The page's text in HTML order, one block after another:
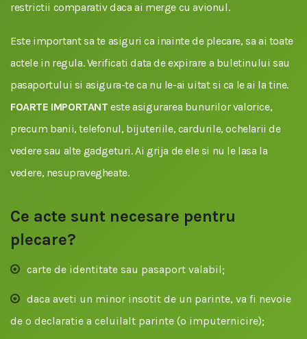
restrictii comparativ daca ai merge cu avionul.
Este important sa te asiguri ca inainte de plecare, sa ai toate
actele in regula. Verificati data de expirare a buletinului sau
pasaportului si asigura-te ca nu le-ai uitat si ca le ai la tine.
FOARTE IMPORTANT este asigurarea bunurilor valorice,
precum banii, telefonul, bijuteriile, cardurile, ochelarii de
vedere sau alte gadgeturi. Ai grija de ele si nu le lasa la
vedere, nesupravegheate.
Ce acte sunt necesare pentru
plecare?
carte de identitate sau pasaport valabil;
daca aveti un minor insotit de un parinte, va fi nevoie
de o declaratie a celuilalt parinte (o imputernicire);